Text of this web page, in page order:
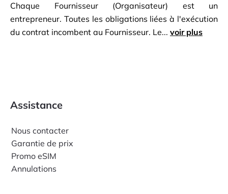
Chaque Fournisseur (Organisateur) est un
entrepreneur. Toutes les obligations liées à l'exécution
du contrat incombent au Fournisseur. Le... voir plus
Assistance
Nous contacter
Garantie de prix
Promo eSIM
Annulations